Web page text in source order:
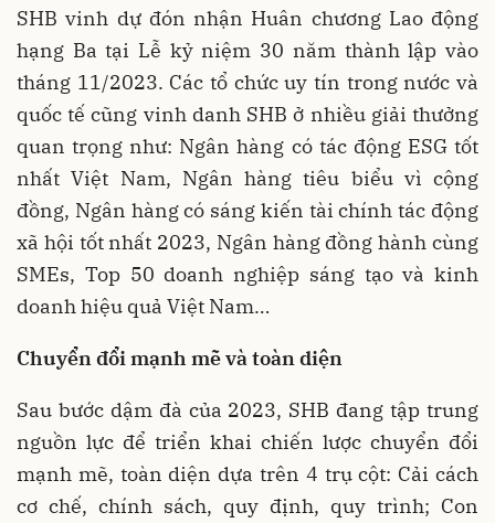
SHB vinh dự đón nhận Huân chương Lao động
hạng Ba tại Lễ kỷ niệm 30 năm thành lập vào
tháng 11/2023. Các tổ chức uy tín trong nước và
quốc tế cũng vinh danh SHB ở nhiều giải thưởng
quan trọng như: Ngân hàng có tác động ESG tốt
nhất Việt Nam, Ngân hàng tiêu biểu vì cộng
đồng, Ngân hàng có sáng kiến tài chính tác động
xã hội tốt nhất 2023, Ngân hàng đồng hành cùng
SMEs, Top 50 doanh nghiệp sáng tạo và kinh
doanh hiệu quả Việt Nam…
Chuyển đổi mạnh mẽ và toàn diện
Sau bước dậm đà của 2023, SHB đang tập trung
nguồn lực để triển khai chiến lược chuyển đổi
mạnh mẽ, toàn diện dựa trên 4 trụ cột: Cải cách
cơ chế, chính sách, quy định, quy trình; Con